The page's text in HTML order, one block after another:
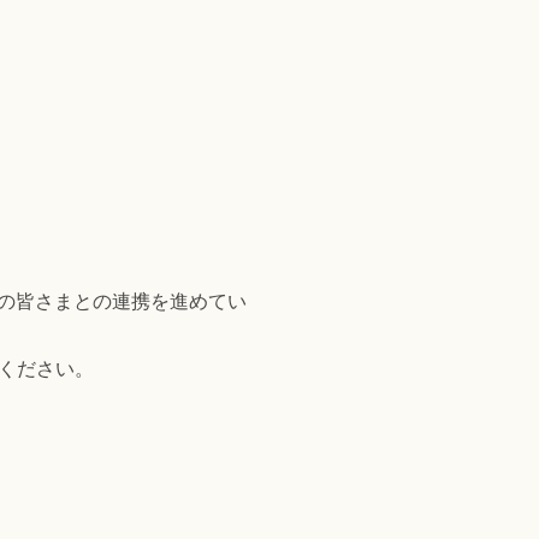
皆さまとの連携を進めてい
さい。